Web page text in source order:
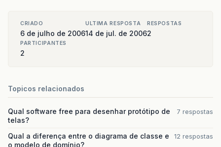
CRIADO
6 de julho de 2006
ULTIMA RESPOSTA
14 de jul. de 2006
RESPOSTAS
2
PARTICIPANTES
2
Topicos relacionados
Qual software free para desenhar protótipo de
telas?
7 respostas
Qual a diferença entre o diagrama de classe e
o modelo de domínio?
12 respostas